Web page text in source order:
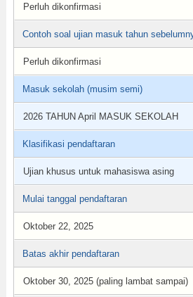
Perluh dikonfirmasi
Contoh soal ujian masuk tahun
Perluh dikonfirmasi
Masuk sekolah (musim semi)
2026 TAHUN April MASUK SEKOLAH
Klasifikasi pendaftaran
Ujian khusus untuk mahasiswa asing
Mulai tanggal pendaftaran
Oktober 22, 2025
Batas akhir pendaftaran
Oktober 30, 2025 (paling lambat sampai)